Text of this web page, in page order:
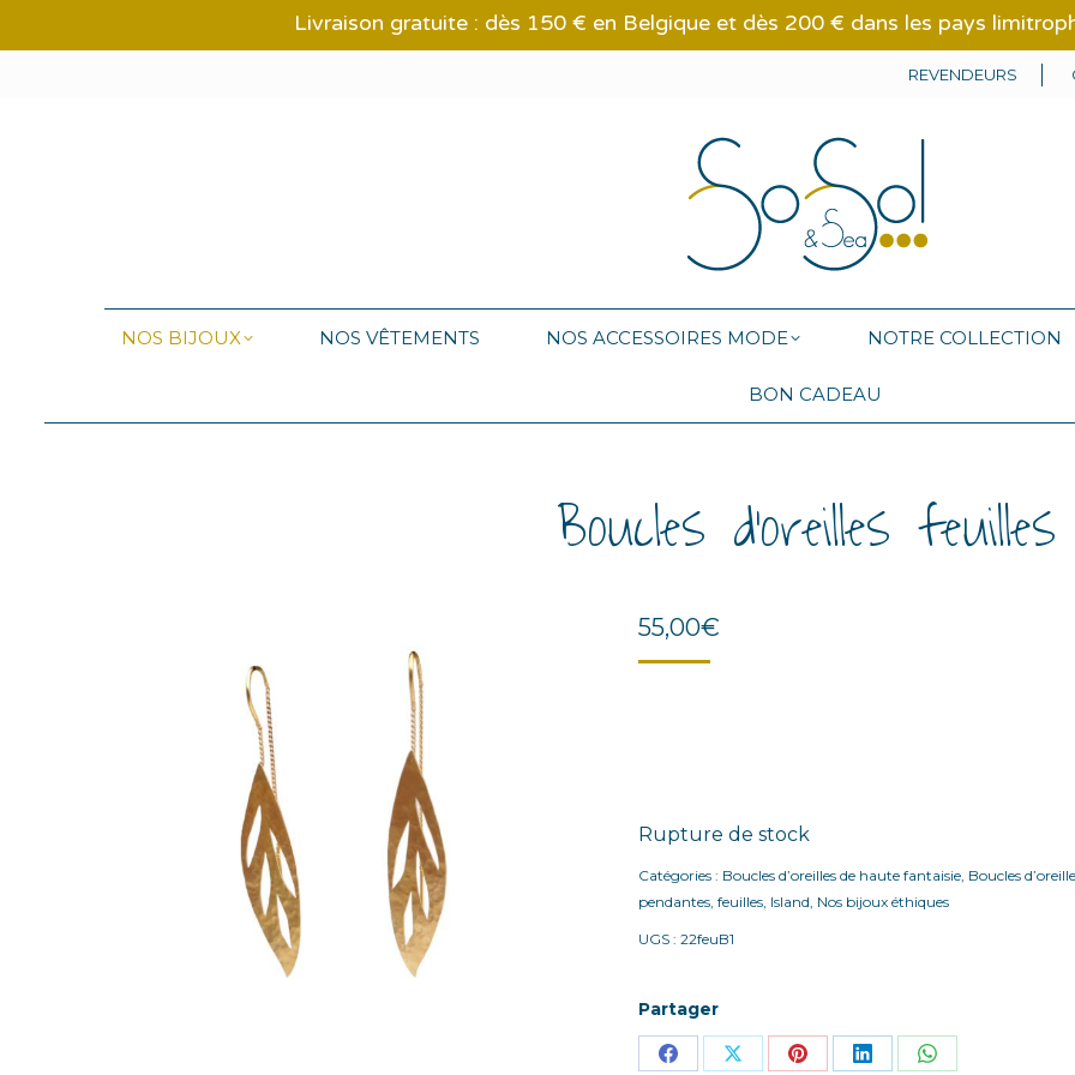
REVENDEURS
NOS BIJOUX NOS VÊTEMENTS NOS ACCESSOIRES MODE NOTRE COLLECTION
BON CADEAU
Boucles d’oreilles feuilles
55,00€
Rupture de stock
Catégories : Boucles d’oreilles de haute fantaisie, Boucles
pendantes, feuilles, Island, Nos bijoux éthiques
UGS : 22feuB1
Partager
Share Share Share Share Share
Livraison gratuite : dès 150 € en Belgique et dès 200 € dans les pays
NOS VÊTEMENTS NOS ACCESSOIRES MODE NOTRE COLLECTION